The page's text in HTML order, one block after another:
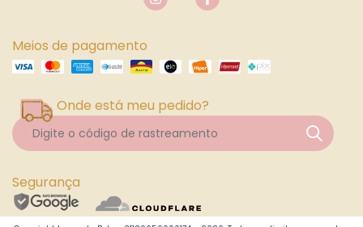
Meios de pagamento
Onde está meu pedido?
Segurança